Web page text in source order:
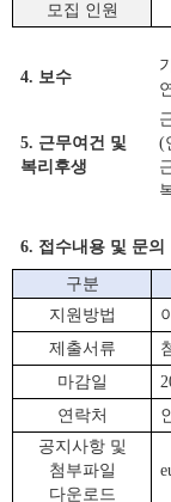
모집 인원
4. 보수
5. 근무여건 및
복리후생
(
6. 접수내용 및 문의
구분
지원방법
제출서류
마감일
연락처
공지사항 및
첨부파일
다운로드